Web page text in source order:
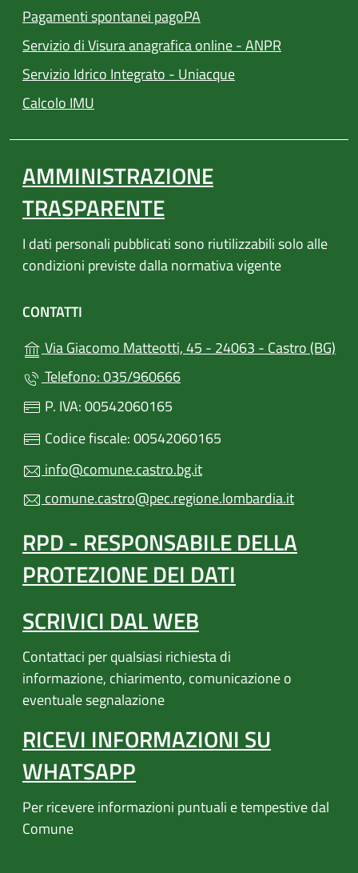
Pagamenti spontanei pagoPA
Servizio di Visura anagrafica online - ANPR
Servizio Idrico Integrato - Uniacque(apre in un'altra
Calcolo IMU
AMMINISTRAZIONE
TRASPARENTE
I dati personali pubblicati sono riutilizzabili solo alle
condizioni previste dalla normativa vigente
CONTATTI
Via Giacomo Matteotti, 45 - 24063 - Castro (BG)
Telefono: 035/960666
P. IVA: 00542060165
Codice fiscale: 00542060165
info@comune.castro.bg.it
comune.castro@pec.regione.lombardia.it
RPD - RESPONSABILE DELLA
PROTEZIONE DEI DATI
SCRIVICI DAL WEB
Contattaci per qualsiasi richiesta di
informazione, chiarimento, comunicazione o
eventuale segnalazione
RICEVI INFORMAZIONI SU
WHATSAPP
Per ricevere informazioni puntuali e tempestive dal
Comune